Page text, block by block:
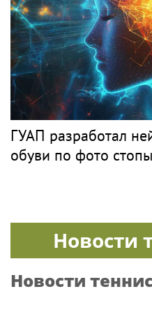
ГУАП разработал
обуви по фото стопы
Новости
Новости